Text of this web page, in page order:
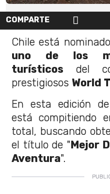
COMPARTE
Chile está
uno de los
turísticos del
prestigiosos World
En esta edición
está compitiendo
total, buscando
el título de "Mejor
Aventura".